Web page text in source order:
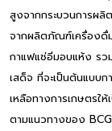
สูงจากกระบวนการผลิ
จากผลิตภัณฑ์เครื่องดื่
กาแฟแช่อิ่มอบแห้ง รว
เสด็จ ที่จะเป็นต้นแบบ
เหลือทางการเกษตรใ
ตามแนวทางของ